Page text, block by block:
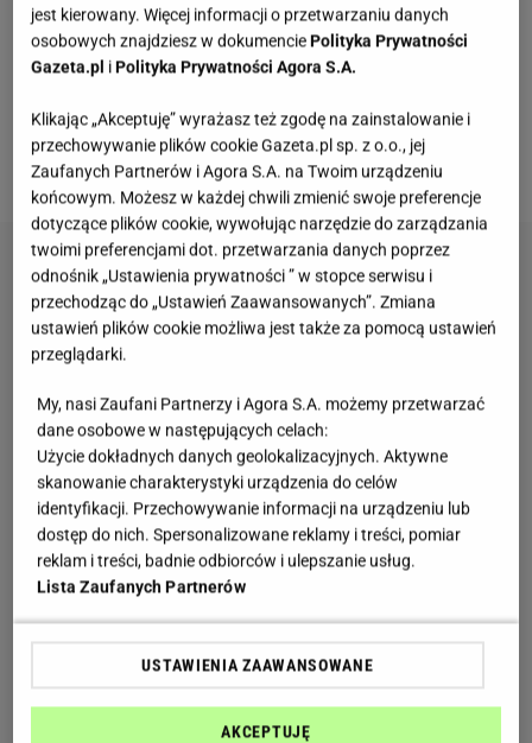
albo kompotu. Jedyne, o czym musisz pamiętać, to
temperatura składników.Wszystkie powinny mieć
dostanie "szoku" po włożeniu do piekarnika i
przepięknie wyrośnie.
jest kierowany. Więcej informacji o przetwarzaniu danych
osobowych znajdziesz w dokumenciePolityka Prywatności
Gazeta.pl iPolityka Prywatności Agora S.A.
Klikając „Akceptuję” wyrażasz też zgodę na zainstalowanie i
przechowywanie plików cookie Gazeta.pl sp. z o.o., jej
Zaufanych Partnerów i Agora S.A. na Twoim urządzeniu
końcowym. Możesz w każdej chwili zmienić swoje preferencje
dotyczące plików cookie, wywołując narzędzie do zarządzania
twoimi preferencjami dot. przetwarzania danych poprzez
odnośnik „Ustawienia prywatności ” w stopce serwisu i
przechodząc do „Ustawień Zaawansowanych”. Zmiana
ustawień plików cookie możliwa jest także za pomocą ustawień
przeglądarki.
My, nasi Zaufani Partnerzy i Agora S.A. możemy przetwarzać
dane osobowe w następujących celach:
Użycie dokładnych danych geolokalizacyjnych. Aktywne
skanowanie charakterystyki urządzenia do celów
identyfikacji. Przechowywanie informacji na urządzeniu lub
dostęp do nich. Spersonalizowane reklamy i treści, pomiar
reklam i treści, badnie odbiorców i ulepszanie usług.
Lista Zaufanych Partnerów
USTAWIENIA ZAAWANSOWANE
AKCEPTUJĘ